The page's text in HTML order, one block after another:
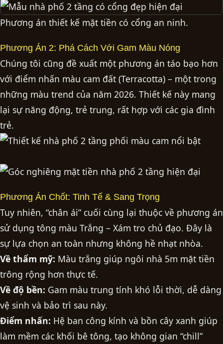
Phương án thiết kế mặt tiền có cổng an ninh.
Phương Án 2: Phá Cách Với Gam Màu Nóng
Chúng tôi cũng đề xuất một phương án táo bạo hơn
với điểm nhấn màu cam đất (Terracotta) – một trong
những màu trend của năm 2026. Thiết kế này mang
lại sự năng động, trẻ trung, rất hợp với các gia đình
trẻ.
Phương Án Chốt: Tinh Tế & Sang Trọng
Tuy nhiên, “chân ái” cuối cùng lại thuộc về phương án
sử dụng tông màu Trắng – Xám tro chủ đạo. Đây là
sự lựa chọn an toàn nhưng không hề nhạt nhòa.
Về thẩm mỹ: Màu trắng giúp ngôi nhà 5m mặt tiền
trông rộng hơn thực tế.
Về độ bền: Gam màu trung tính khó lỗi thời, dễ dàng
vệ sinh và bảo trì sau này.
Điểm nhấn: Hệ ban công kính và bồn cây xanh giúp
làm mềm các khối bê tông, tạo không gian “chill”